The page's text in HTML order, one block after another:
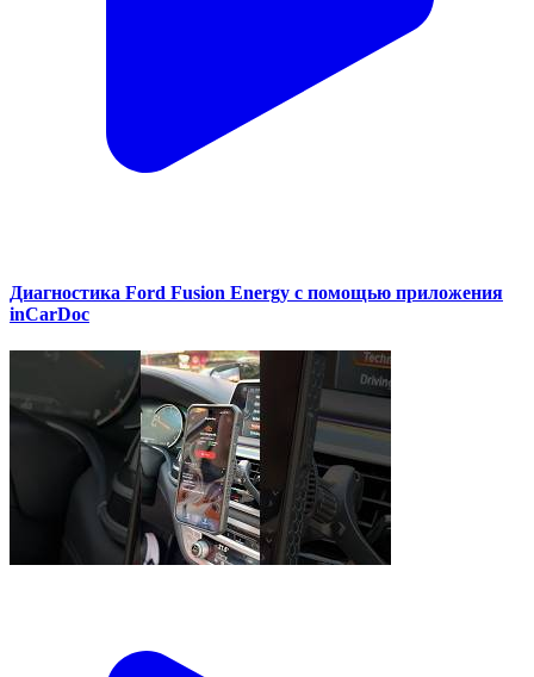
Диагностика Ford Fusion Energy с помощью приложения
inCarDoc